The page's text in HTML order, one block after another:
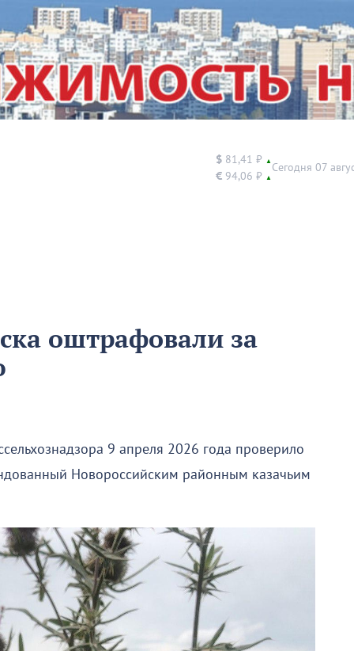
$ 81,41 ₽ ▲
€ 94,06 ₽ ▲
Сегодня 07
оштрафовали за
9 апреля 2026 года проверило
Новороссийским районным казачьим